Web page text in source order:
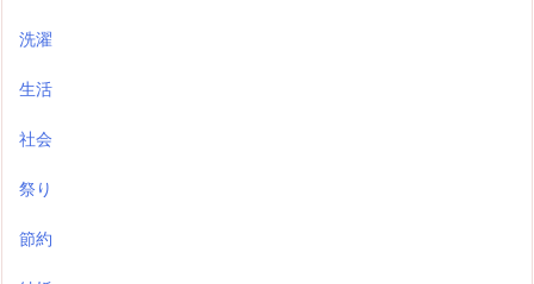
洗濯
生活
社会
祭り
節約